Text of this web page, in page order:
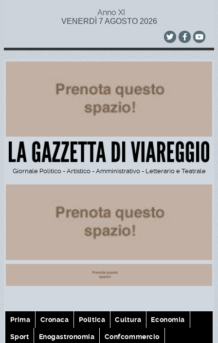
Anno XI
VENERDÌ 7 AGOSTO 2026
Giornale Politico - Artistico - Amministrativo - Letterario e Teatrale
Prima Cronaca Politica Cultura Economia
Sport Enogastronomia Confcommercio